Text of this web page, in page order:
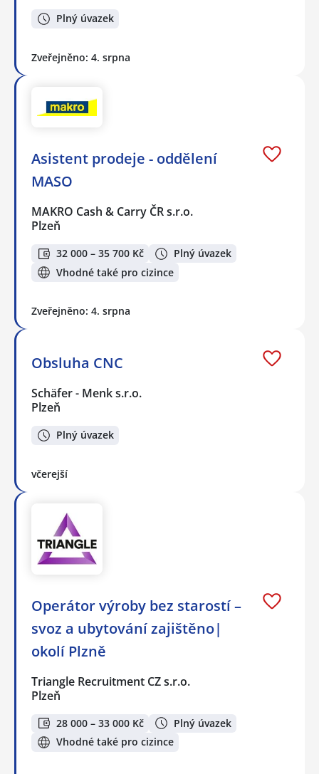
Plný úvazek
Zveřejněno: 4. srpna
Asistent prodeje - oddělení
MASO
MAKRO Cash & Carry ČR s.r.o.
Plzeň
32 000 – 35 700 Kč
Plný úvazek
Vhodné také pro cizince
Zveřejněno: 4. srpna
Obsluha CNC
Schäfer - Menk s.r.o.
Plzeň
Plný úvazek
včerejší
Operátor výroby bez starostí –
svoz a ubytování zajištěno|
okolí Plzně
Triangle Recruitment CZ s.r.o.
Plzeň
28 000 – 33 000 Kč
Plný úvazek
Vhodné také pro cizince